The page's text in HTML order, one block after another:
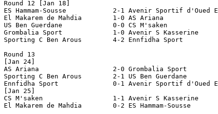
Round 12 [Jan 18]
ES Hammam-Sousse	    2-1 Avenir Sportif d'Oued Ellil
El Makarem de Mahdia	    1-0 AS Ariana
US Ben Guerdane		    0-0 CS M'saken
Grombalia Sport		    1-0 Avenir S Kasserine
Sporting C Ben Arous	    4-2 Ennfidha Sport
Round 13
[Jan 24]
AS Ariana		    2-0 Grombalia Sport
Sporting C Ben Arous	    2-1 US Ben Guerdane
Ennfidha Sport		    0-1 Avenir Sportif d'Oued Ellil
[Jan 25]
CS M'saken		    1-1 Avenir S Kasserine
El Makarem de Mahdia	    0-2 ES Hammam-Sousse